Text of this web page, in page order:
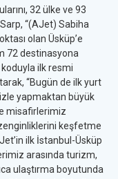
32 ülke ve 93
“(AJet) Sabiha
olan Üsküp’e
72 destinasyona
koduyla ilk resmi
“Bugün de ilk yurt
yapmaktan büyük
misafirlerimiz
keşfetme
ilk İstanbul-Üsküp
arasında turizm,
ulaştırma boyutunda